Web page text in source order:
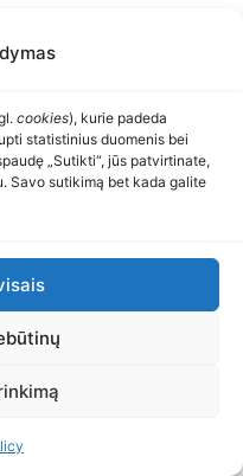
cookies), kurie padeda
statistinius duomenis bei
„Sutikti“, jūs patvirtinate,
Savo sutikimą bet kada galite